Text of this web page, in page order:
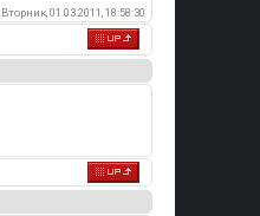
Вторник, 01.03.2011, 18:58:30